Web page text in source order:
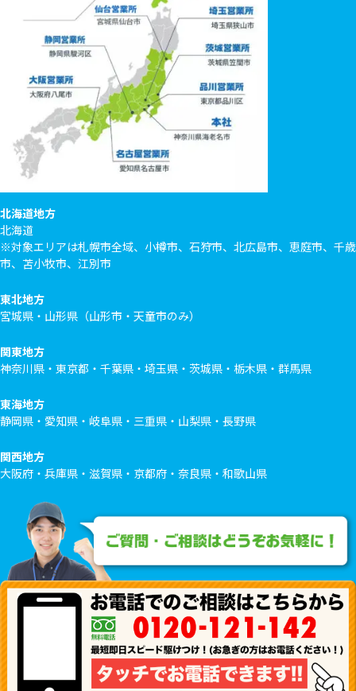
北海道地方
北海道
※対象エリアは札幌市全域、小樽市、石狩市、北広島市、恵庭市、千歳
市、苫小牧市、江別市
東北地方
宮城県・山形県（山形市・天童市のみ）
関東地方
神奈川県・東京都・千葉県・埼玉県・茨城県・栃木県・群馬県
東海地方
静岡県・愛知県・岐阜県・三重県・山梨県・長野県
関西地方
大阪府・兵庫県・滋賀県・京都府・奈良県・和歌山県